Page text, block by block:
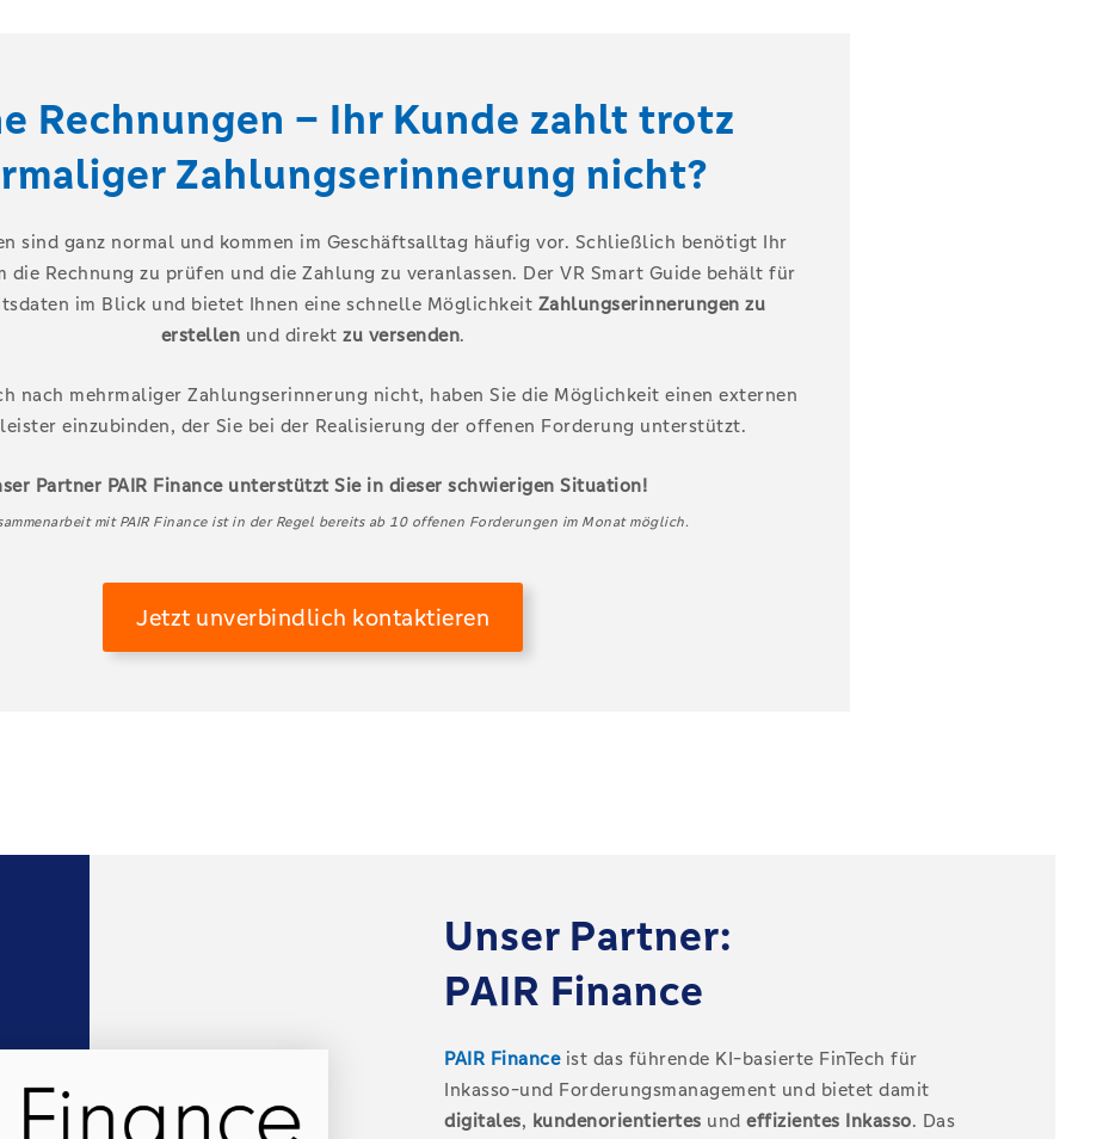
Rechnungen – Ihr Kunde zahlt trotz
Zahlungserinnerung nicht?
sind ganz normal und kommen im Geschäftsalltag häufig vor. Schließlich benötigt Ihr
die Rechnung zu prüfen und die Zahlung zu veranlassen. Der VR Smart Guide behält für
im Blick und bietet Ihnen eine schnelle Möglichkeit Zahlungserinnerungen zu
erstellen und direkt zu versenden.
nach mehrmaliger Zahlungserinnerung nicht, haben Sie die Möglichkeit einen externen
einzubinden, der Sie bei der Realisierung der offenen Forderung unterstützt.
Partner PAIR Finance unterstützt Sie in dieser schwierigen Situation!
mit PAIR Finance ist in der Regel bereits ab 10 offenen Forderungen im Monat möglich.
Jetzt unverbindlich kontaktieren
Unser Partner:
PAIR Finance
PAIR Finance ist das führende KI-basierte FinTech für
Inkasso-und Forderungsmanagement und bietet damit
digitales, kundenorientiertes undeffizientes Inkasso. Das